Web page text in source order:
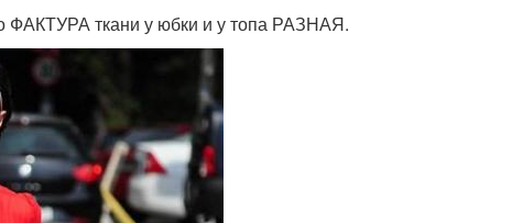
ФАКТУРА ткани у юбки и у топа РАЗНАЯ.